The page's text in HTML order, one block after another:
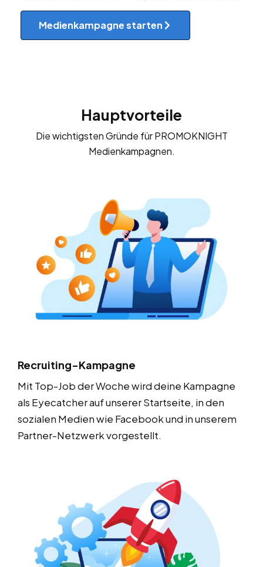
Medienkampagne starten
Hauptvorteile
Die wichtigsten Gründe für PROMOKNIGHT
Medienkampagnen.
Recruiting-Kampagne
Mit Top-Job der Woche wird deine Kampagne
als Eyecatcher auf unserer Startseite, in den
sozialen Medien wie Facebook und in unserem
Partner-Netzwerk vorgestellt.